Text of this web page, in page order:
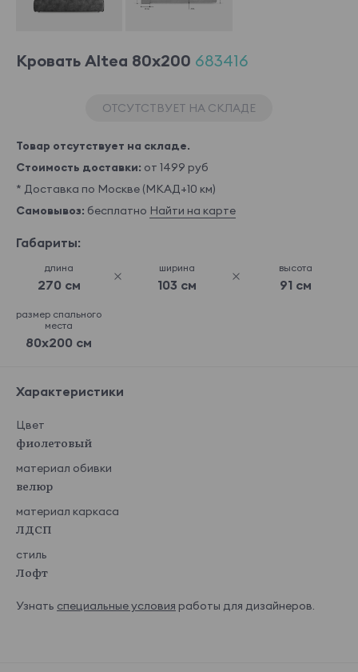
Кровать Altea 80x200 683416
ОТСУТСТВУЕТ НА СКЛАДЕ
Товар отсутствует на складе.
Стоимость доставки: от 1499 руб
* Доставка по Москве (МКАД+10 км)
Самовывоз: бесплатно Найти на карте
Габариты:
длина
270 см
ширина
103 см
высота
91 см
размер спального
места
80x200 см
Характеристики
Цвет
фиолетовый
материал обивки
велюр
материал каркаса
ЛДСП
стиль
Лофт
Узнать специальные условия работы для дизайнеров.